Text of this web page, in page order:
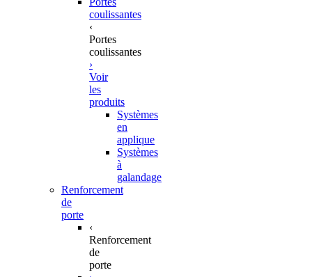
coulissantes
‹
Portes
coulissantes
›
Voir
les
produits
Systèmes
en
applique
Systèmes
à
galandage
Renforcement
de
porte
‹
Renforcement
de
porte